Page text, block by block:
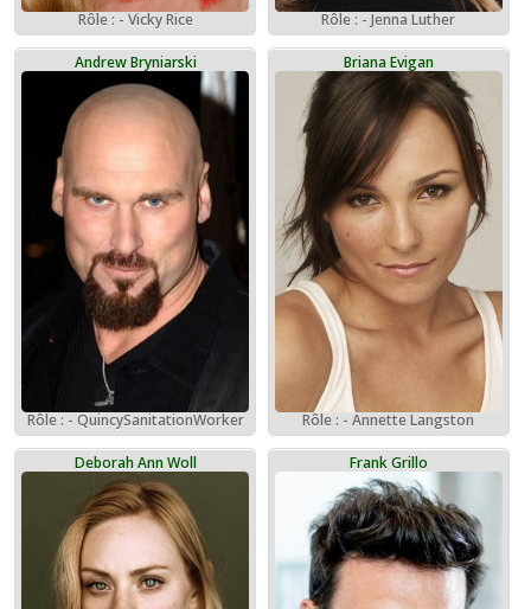
Rôle : - Vicky Rice Rôle : - Jenna Luther
Andrew Bryniarski
Rôle : - QuincySanitationWorker
Briana Evigan
Rôle : - Annette Langston
Deborah Ann Woll Frank Grillo